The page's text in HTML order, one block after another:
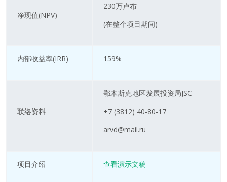
净现值(NPV)
230万卢布
(在整个项目期间)
内部收益率(IRR) 159%
联络资料
鄂木斯克地区发展投资局JSC
+7 (3812) 40-80-17
arvd@mail.ru
项目介绍 查看演示文稿